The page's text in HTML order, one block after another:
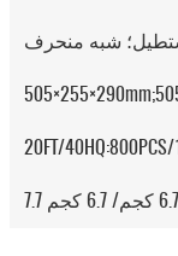
شبه منحرف
20FT/